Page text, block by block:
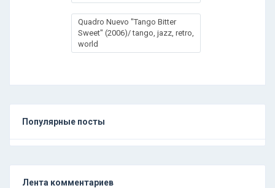
Quadro Nuevo "Tango Bitter
Sweet" (2006)/ tango, jazz, retro,
world
Популярные посты
Лента комментариев